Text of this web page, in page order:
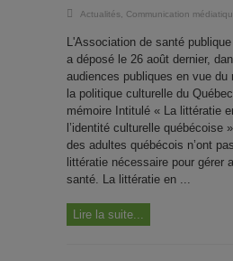
Actualités, Communication
L'Association de santé
a déposé le 26 août dernier,
audiences publiques en vue du
la politique culturelle du
mémoire Intitulé « La littératie
l’identité culturelle
des adultes québécois n’ont
littératie nécessaire pour gérer
santé. La littératie en ...
Lire la suite...